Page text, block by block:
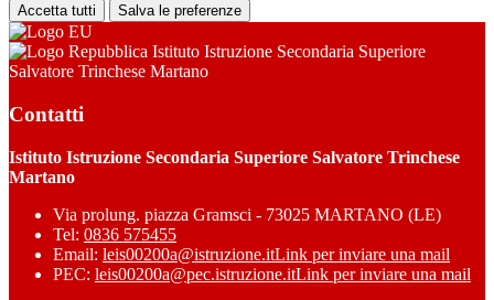
Accetta tutti Salva le preferenze
Istituto Istruzione Secondaria Superiore
Salvatore Trinchese Martano
Contatti
Istituto Istruzione Secondaria Superiore Salvatore Trinchese
Martano
Via prolung. piazza Gramsci - 73025 MARTANO (LE)
Tel: 0836 575455
Email: leis00200a@istruzione.itLink per inviare una mail
PEC: leis00200a@pec.istruzione.itLink per inviare una mail